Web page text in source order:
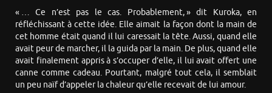
« … Ce n’est pas le cas. Probablement, » dit Kuroka, en
réfléchissant à cette idée. Elle aimait la façon dont la main de
cet homme était quand il lui caressait la tête. Aussi, quand elle
avait peur de marcher, il la guida par la main. De plus, quand elle
avait finalement appris à s’occuper d’elle, il lui avait offert une
canne comme cadeau. Pourtant, malgré tout cela, il semblait
un peu naïf d’appeler la chaleur qu’elle recevait de lui amour.